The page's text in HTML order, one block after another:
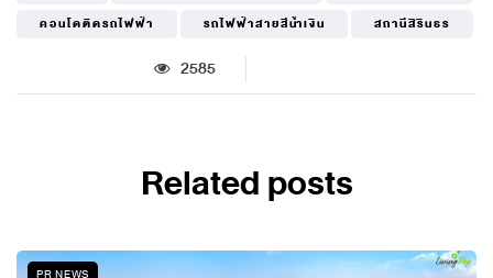
คอนโดติดรถไฟฟ้า
รถไฟฟ้าสายสีน้ำเงิน สถานีสิรินธร
2585
Related posts
PR NEWS